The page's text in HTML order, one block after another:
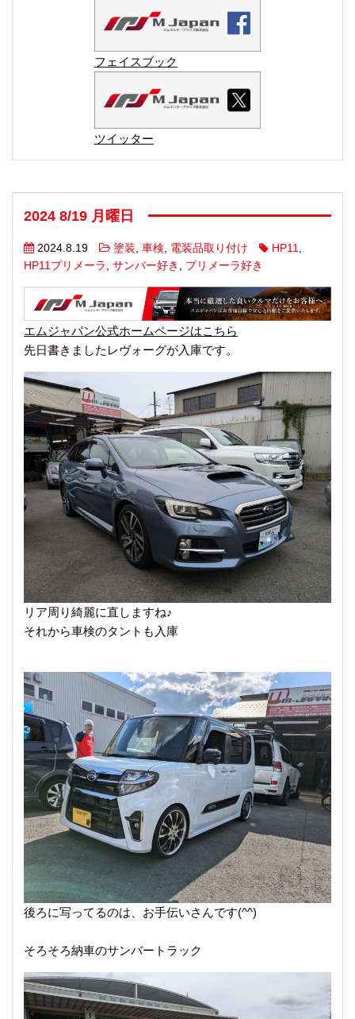
フェイスブック
ツイッター
2024 8/19 月曜日
2024.8.19 塗装 車検 電装品取り付け HP11
HP11プリメーラ
サンバー好き プリメーラ好き
エムジャパン公式ホームページはこちら
先日書きましたレヴォーグが入庫です。
リア周り綺麗に直しますね♪
それから車検のタントも入庫
後ろに写ってるのは、お手伝いさんです(^^)
そろそろ納車のサンバートラック